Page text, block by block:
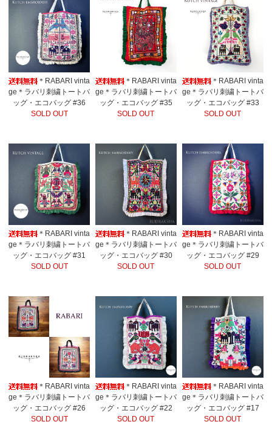
＊RABARI vinta
ge＊ラバリ刺繍トートバ
ッグ・エコバッグ #36
SOLD OUT
＊RABARI vinta
ge＊ラバリ刺繍トートバ
ッグ・エコバッグ #35
SOLD OUT
＊RABARI vinta
ge＊ラバリ刺繍トートバ
ッグ・エコバッグ #33
SOLD OUT
＊RABARI vinta
ge＊ラバリ刺繍トートバ
ッグ・エコバッグ #31
SOLD OUT
＊RABARI vinta
ge＊ラバリ刺繍トートバ
ッグ・エコバッグ #30
SOLD OUT
＊RABARI vinta
ge＊ラバリ刺繍トートバ
ッグ・エコバッグ #29
SOLD OUT
＊RABARI vinta
ge＊ラバリ刺繍トートバ
ッグ・エコバッグ #26
SOLD OUT
＊RABARI vinta
ge＊ラバリ刺繍トートバ
ッグ・エコバッグ #22
SOLD OUT
＊RABARI vinta
ge＊ラバリ刺繍トートバ
ッグ・エコバッグ #17
SOLD OUT